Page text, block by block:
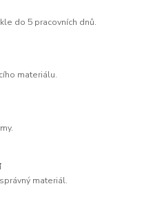
do 5 pracovních dnů.
materiálu.
materiál.